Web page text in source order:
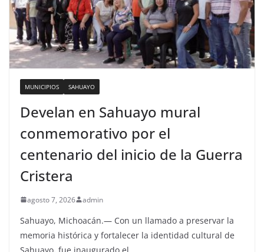
MUNICIPIOS SAHUAYO
Develan en Sahuayo mural
conmemorativo por el
centenario del inicio de la Guerra
Cristera
agosto 7, 2026 admin
Sahuayo, Michoacán.— Con un llamado a preservar la
memoria histórica y fortalecer la identidad cultural de
Sahuayo, fue inaugurado el